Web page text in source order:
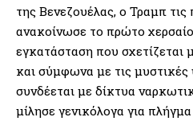
της Βενεζουέλας, ο Τραμπ
ανακοίνωσε το πρώτο
εγκατάσταση που σχετίζεται
και σύμφωνα με τις
συνδέεται με δίκτυα
μίλησε γενικόλογα για